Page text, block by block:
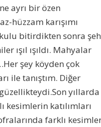
ayrı bir özen
hüzzam karışımı
bitirdikten sonra
ışıl ışıldı. Mahyalar
şey köyden çok
ile tanıştım. Diğer
yıllarda
kesimlerin katılımları
farklı